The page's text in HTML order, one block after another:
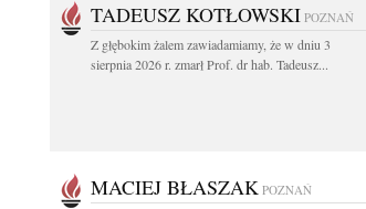
TADEUSZ KOTŁOWSKI POZNAŃ
Z głębokim żalem zawiadamiamy, że w dniu 3
sierpnia 2026 r. zmarł Prof. dr hab. Tadeusz...
MACIEJ BŁASZAK POZNAŃ